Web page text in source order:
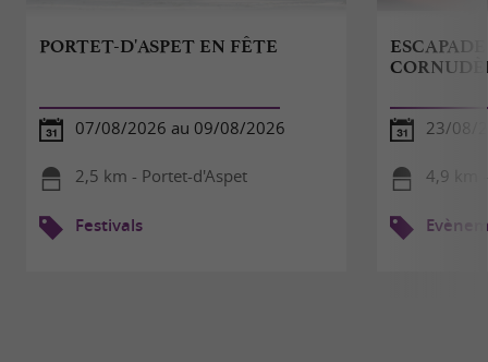
PORTET-D'ASPET EN FÊTE
07/08/2026 au 09/08/2026
2,5 km - Portet-d'Aspet
Festivals
23/08/
4,9 km